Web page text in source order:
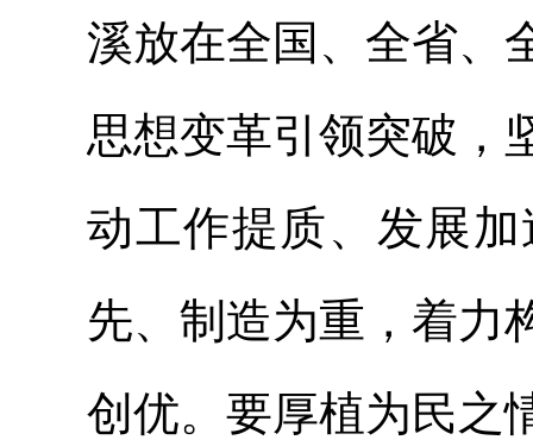
溪放在全国、全省、
思想变革引领突破，
动工作提质、发展
先、制造为重，着力
创优。要厚植为民之